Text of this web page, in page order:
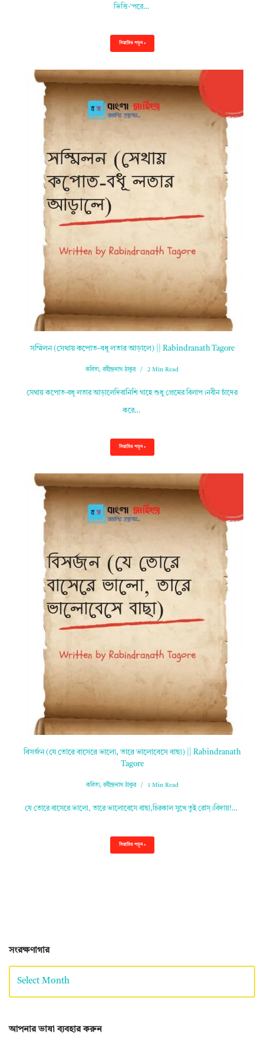
ভিত্তি-‘পরে…
বিস্তারিত পড়ুন »
সম্মিলন (সেথায় কপোত-বধূ লতার আড়ালে) || Rabindranath Tagore
কবিতা,রবীন্দ্রনাথ ঠাকুর 2 Min Read
সেথায় কপোত-বধূ লতার আড়ালেদিবানিশি গাহে শুধু প্রেমের বিলাপ।নবীন চাঁদের
করে…
বিস্তারিত পড়ুন »
বিসর্জন (যে তোরে বাসেরে ভালো, তারে ভালোবেসে বাছা) || Rabindranath
Tagore
কবিতা,রবীন্দ্রনাথ ঠাকুর 1 Min Read
যে তোরে বাসেরে ভালো, তারে ভালোবেসে বাছা,চিরকাল সুখে তুই রোস্‌।বিদায়!…
বিস্তারিত পড়ুন »
সংরক্ষণাগার
আপনার ভাষা ব্যবহার করুন